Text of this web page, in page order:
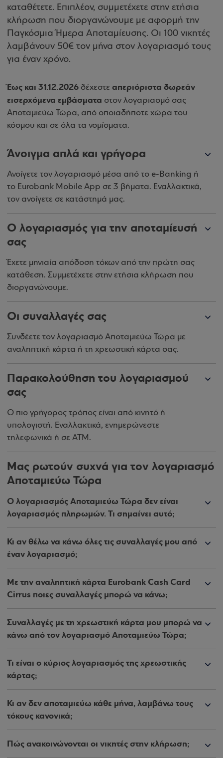
καταθέτετε. Επιπλέον, συμμετέχετε στην ετήσια
κλήρωση που διοργανώνουμε με αφορμή την
Παγκόσμια Ήμερα Αποταμίευσης. Οι 100 νικητές
λαμβάνουν 50€ τον μήνα στον λογαριασμό τους
για έναν χρόνο.
Έως και 31.12.2026 δέχεστε απεριόριστα δωρεάν
εισερχόμενα εμβάσματα στον λογαριασμό σας
Αποταμιεύω Τώρα, από οποιαδήποτε χώρα του
κόσμου και σε όλα τα νομίσματα.
Άνοιγμα απλά και γρήγορα
Ανοίγετε τον λογαριασμό μέσα από το e-Banking ή
το Eurobank Mobile App σε 3 βήματα. Εναλλακτικά,
τον ανοίγετε σε κατάστημά μας.
Ο λογαριασμός για την αποταμίευσή
σας
Έχετε μηνιαία απόδοση τόκων από την πρώτη σας
κατάθεση. Συμμετέχετε στην ετήσια κλήρωση που
διοργανώνουμε.
Οι συναλλαγές σας
Συνδέετε τον λογαριασμό Αποταμιεύω Τώρα με
αναληπτική κάρτα ή τη χρεωστική κάρτα σας.
Παρακολούθηση του λογαριασμού
σας
Ο πιο γρήγορος τρόπος είναι από κινητό ή
υπολογιστή. Εναλλακτικά, ενημερώνεστε
τηλεφωνικά ή σε ΑΤΜ.
Μας ρωτούν συχνά για τον λογαριασμό
Αποταμιεύω Τώρα
Ο λογαριασμός Αποταμιεύω Τώρα δεν είναι
λογαριασμός πληρωμών. Τι σημαίνει αυτό;
Κι αν θέλω να κάνω όλες τις συναλλαγές μου από
έναν λογαριασμό;
Με την αναληπτική κάρτα Eurobank Cash Card
Cirrus ποιες συναλλαγές μπορώ να κάνω;
Συναλλαγές με τη χρεωστική κάρτα μου μπορώ να
κάνω από τον λογαριασμό Αποταμιεύω Τώρα;
Τι είναι ο κύριος λογαριασμός της χρεωστικής
κάρτας;
Κι αν δεν αποταμιεύω κάθε μήνα, λαμβάνω τους
τόκους κανονικά;
Πώς ανακοινώνονται οι νικητές στην κλήρωση;